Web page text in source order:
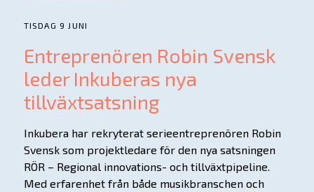
TISDAG 9 JUNI
Entreprenören Robin Svensk
leder Inkuberas nya
tillväxtsatsning
Inkubera har rekryterat serieentreprenören Robin
Svensk som projektledare för den nya satsningen
RÖR – Regional innovations- och tillväxtpipeline.
Med erfarenhet från både musikbranschen och